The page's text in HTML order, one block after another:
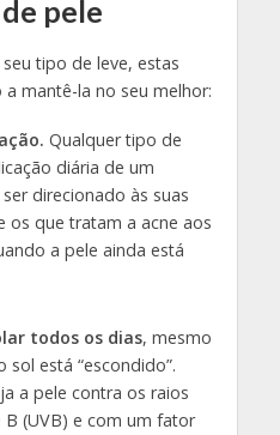
pele
tipo de leve, estas
mantê-la no seu melhor:
Qualquer tipo de
diária de um
direcionado às suas
os que tratam a acne aos
a pele ainda está
todos os dias, mesmo
está “escondido”.
a pele contra os raios
B (UVB) e com um fator